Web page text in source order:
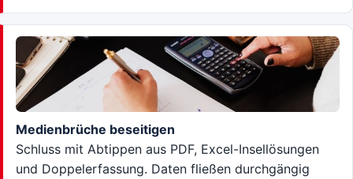
Medienbrüche beseitigen
Schluss mit Abtippen aus PDF, Excel-Insellösungen
und Doppelerfassung. Daten fließen durchgängig